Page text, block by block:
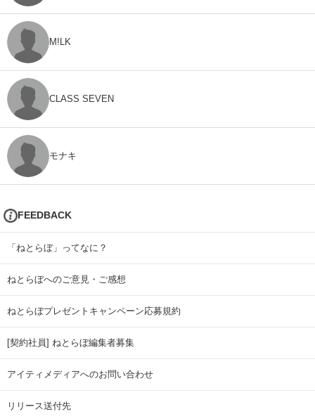
M!LK
CLASS SEVEN
モナキ
FEEDBACK
「ねとらぼ」ってなに？
ねとらぼへのご意見・ご感想
ねとらぼプレゼントキャンペーン応募規約
[契約社員] ねとらぼ編集者募集
アイティメディアへのお問い合わせ
リリース送付先